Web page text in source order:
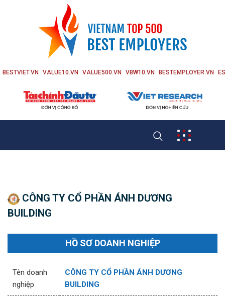
BESTVIET.VN VALUE10.VN VALUE500.VN VBW10.VN BESTEMPLOYER.VN
CÔNG TY CỔ PHẦN ÁNH DƯƠNG
BUILDING
HỒ SƠ DOANH NGHIỆP
Tên doanh
nghiệp
CÔNG TY CỔ PHẦN ÁNH DƯƠNG
BUILDING